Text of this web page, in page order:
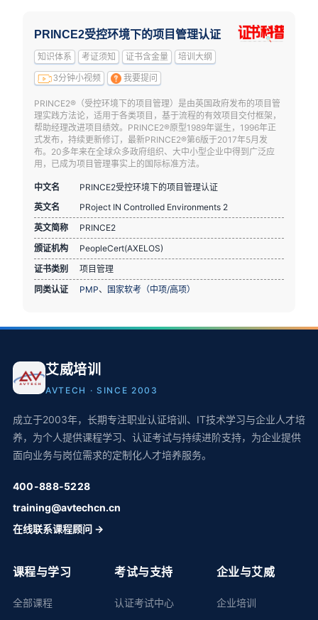
PRINCE2受控环境下的项目管理认证
知识体系 考证须知 证书含金量 培训大纲
3分钟小视频 我要提问
PRINCE2®（受控环境下的项目管理）是由英国政府发布的项目管
理实践方法论，适用于各类项目，基于流程的有效项目交付框架，
帮助经理改进项目绩效。PRINCE2®原型1989年诞生，1996年正
式发布，持续更新修订，最新PRINCE2®第6版于2017年5月发
布。20多年来在全球众多政府组织、大中小型企业中得到广泛应
用，已成为项目管理事实上的国际标准方法。
中文名
PRINCE2受控环境下的项目管理认证
英文名
PRoject IN Controlled Environments 2
英文简称
PRINCE2
颁证机构
PeopleCert(AXELOS)
证书类别
项目管理
同类认证
PMP、 国家软考（中项/高项）
艾威培训
AVTECH · SINCE 2003
成立于2003年，长期专注职业认证培训、IT技术学习与企业人才培
养，为个人提供课程学习、认证考试与持续进阶支持，为企业提供
面向业务与岗位需求的定制化人才培养服务。
400-888-5228
training@avtechcn.cn
在线联系课程顾问 →
课程与学习
全部课程
考试与支持
认证考试中心
企业与艾威
企业培训